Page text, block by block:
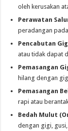
oleh kerusakan
Perawatan
peradangan
Pencabutan
atau tidak dapat
Pemasangan
hilang dengan
Pemasangan
rapi atau
Bedah Mulut
dengan gigi,